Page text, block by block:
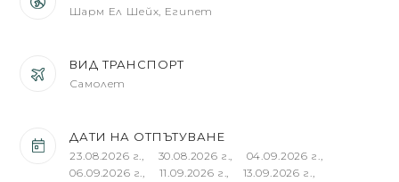
Шарм Ел Шейх, Египет
ВИД ТРАНСПОРТ
Самолет
ДАТИ НА ОТПЪТУВАНЕ
23.08.2026 г., 30.08.2026 г., 04.09.2026 г.,
06.09.2026 г., 11.09.2026 г., 13.09.2026 г.,